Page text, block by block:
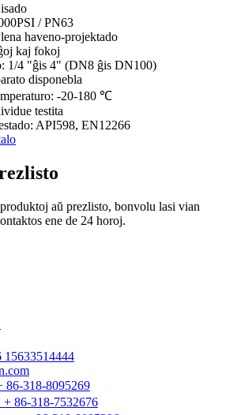
/ PN63
haveno-projektado
kaj fokoj
1/4 "ĝis 4" (DN8 ĝis DN100)
disponebla
-20-180 ℃
testita
API598, EN12266
aŭ prezlisto, bonvolu lasi vian
ene de 24 horoj.
15633514444
86-318-8095269
+ 86-318-7532676